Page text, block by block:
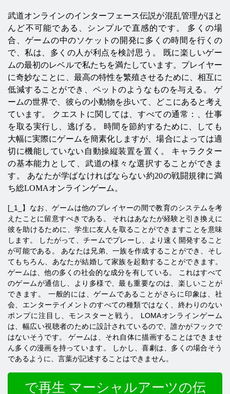
武道オンラインのインターフェース伝説が混乱管理がほと
んど不可能である、シンプルで直感的です。 多くの場
合、ゲームの中のソケットの開発に多くの時間を行くの
で、私は、多くの人が利点を検討思う。 既に楽しいゲー
ムの最初のレベルで私たちを満たしています。プレイヤー
に奇妙なことに、最高の特性を繁殖させるために、相互に
低減することができ、ペットのようなものを与える。 ゲ
ームの世界で、彼らの小動物を歩いて、どこにあると考え
ています。 クエストに関しては、すべての通常：、仕事
を取る実行し、逃げる。 時間を節約するために、しても
大幅に実際にゲームを簡素化しますが、場合によっては適
切に機能していない自動操縦装置を置く。 キャラクター
の基本能力として、武道の様々な選択することができま
す。 あなたが学ばなければならない約20の戦闘規律に満
ち総LOMAオンラインゲーム。
[_1_】なお、ゲームは他のプレイヤーの間で教育のシステムを考
えたことに留意すべきである。 それはあなたが経験と引き換えに
彼​​を助けるために、学生に友人を取ることができますことを意味
します。 したがって、チームでプレーし、より速く開発すること
が可能である。 あなたは兄弟、一族を作成することができ、そし
てもちろん、あなたが結婚して家族を起動することができます。
ゲームは、他の多くの社会的な成分を有している。 これはすべて
のゲームが通信し、より多様で、最も重要なのは、楽しいことが
できます。 一般的には、ゲームであることがさらに印象は、社
会、エンターテイメントのすべての種類ではなく、終わりのない
ポンプに注目し、モンスターと戦う。 LOMAオンラインゲーム
は、幅広い視聴者のために設計されているので、誰かがフックで
はないそうです。 ゲームは、それ自体に描画することはできませ
ん多くの漫画を持っています。 しかし、喜劇は、多くの場合そう
であるように、言葉が記述することはできません。
で再生 マーシャルアーツの伝